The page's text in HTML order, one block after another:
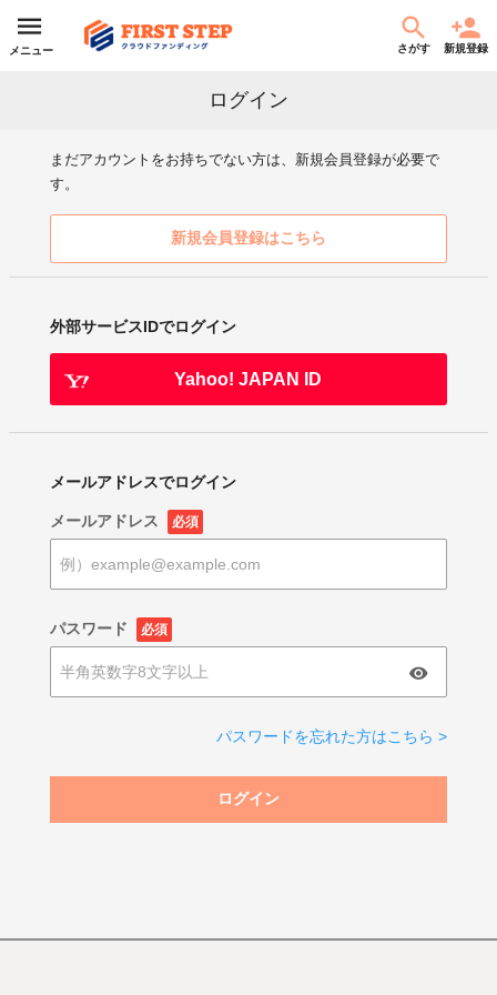
メニュー さがす 新規登録
ログイン
まだアカウントをお持ちでない方は、新規会員登録が必要で
す。
新規会員登録はこちら
外部サービスIDでログイン
Yahoo! JAPAN ID
メールアドレスでログイン
メールアドレス 必須
パスワード 必須
パスワードを忘れた方はこちら >
ログイン